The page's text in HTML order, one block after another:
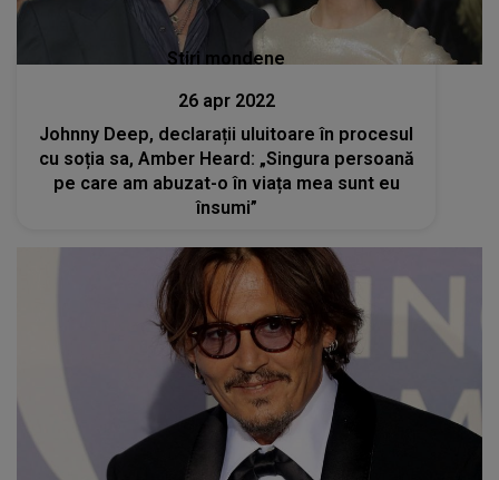
Stiri mondene
26 apr 2022
Johnny Deep, declarații uluitoare în procesul
cu soția sa, Amber Heard: „Singura persoană
pe care am abuzat-o în viața mea sunt eu
însumi”